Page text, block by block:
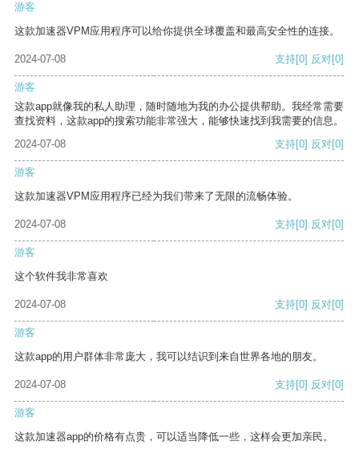
游客
这款加速器VPM应用程序可以给你提供全球覆盖和最高安全性的连接。
2024-07-08 支持[0] 反对[0]
游客
这款app就像我的私人助理，随时随地为我的办公提供帮助。我经常需要
查找资料，这款app的搜索功能非常强大，能够快速找到我需要的信息。
2024-07-08
支持[0] 反对[0]
游客
这款加速器VPM应用程序已经为我们带来了无限的流畅体验。
2024-07-08 支持[0] 反对[0]
游客
这个软件我非常喜欢
2024-07-08 支持[0] 反对[0]
游客
这款app的用户群体非常庞大，我可以结识到来自世界各地的朋友。
2024-07-08 支持[0] 反对[0]
游客
这款加速器app的价格有点贵，可以适当降低一些，这样会更加亲民。